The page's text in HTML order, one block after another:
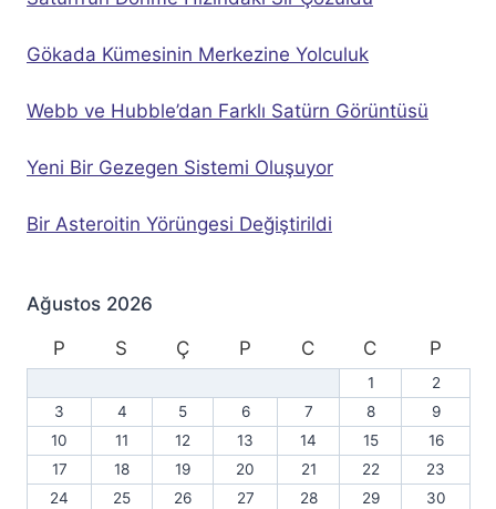
Gökada Kümesinin Merkezine Yolculuk
Webb ve Hubble’dan Farklı Satürn Görüntüsü
Yeni Bir Gezegen Sistemi Oluşuyor
Bir Asteroitin Yörüngesi Değiştirildi
Ağustos 2026
P
S Ç P C C P
1
2
3
4 5 6 7 8
9
10
11 12 13 14 15
16
17
18 19 20 21 22
23
24
25 26 27 28 29
30